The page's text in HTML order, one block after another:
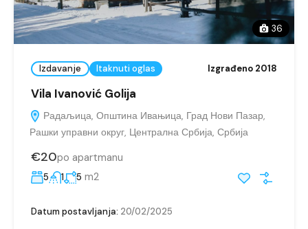
36
Izdavanje Itaknuti oglas Izgrađeno 2018
Vila Ivanović Golija
Радаљица, Општина Ивањица, Град Нови Пазар,
Рашки управни округ, Централна Србија, Србија
€20po apartmanu
5 1 5 m2
Datum postavljanja: 20/02/2025